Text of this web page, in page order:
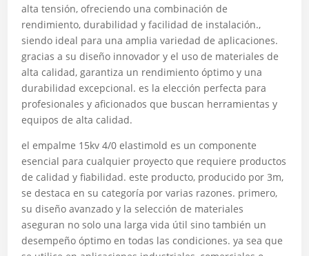
alta tensión, ofreciendo una combinación de
rendimiento, durabilidad y facilidad de instalación.,
siendo ideal para una amplia variedad de aplicaciones.
gracias a su diseño innovador y el uso de materiales de
alta calidad, garantiza un rendimiento óptimo y una
durabilidad excepcional. es la elección perfecta para
profesionales y aficionados que buscan herramientas y
equipos de alta calidad.
el empalme 15kv 4/0 elastimold es un componente
esencial para cualquier proyecto que requiere productos
de calidad y fiabilidad. este producto, producido por 3m,
se destaca en su categoría por varias razones. primero,
su diseño avanzado y la selección de materiales
aseguran no solo una larga vida útil sino también un
desempeño óptimo en todas las condiciones. ya sea que